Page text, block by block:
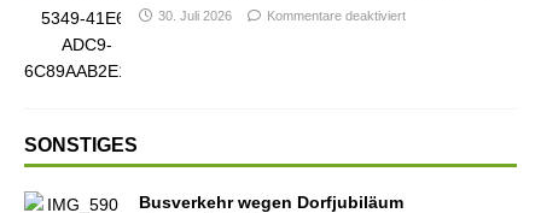
30. Juli 2026 Kommentare deaktiviert
SONSTIGES
Busverkehr wegen Dorfjubiläum